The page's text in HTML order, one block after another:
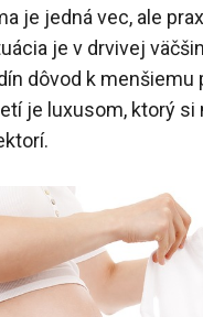
je jedná vec, ale
je v drvivej
dôvod k menšiemu
je luxusom, ktorý si